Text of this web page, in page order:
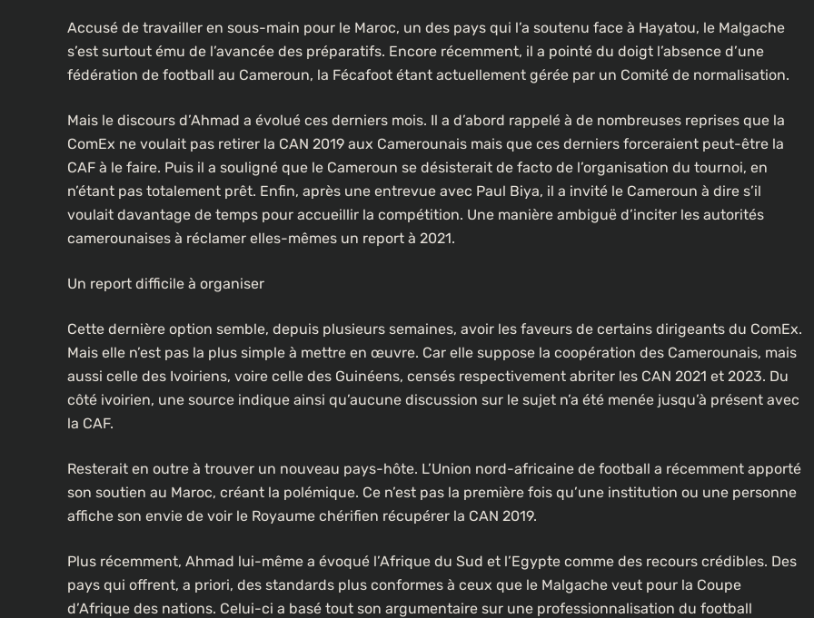
Accusé de travailler en sous-main pour le Maroc, un des pays qui l’a soutenu face à Hayatou, le Malgache
s’est surtout ému de l’avancée des préparatifs. Encore récemment, il a pointé du doigt l’absence d’une
fédération de football au Cameroun, la Fécafoot étant actuellement gérée par un Comité de normalisation.
Mais le discours d’Ahmad a évolué ces derniers mois. Il a d’abord rappelé à de nombreuses reprises que la
ComEx ne voulait pas retirer la CAN 2019 aux Camerounais mais que ces derniers forceraient peut-être la
CAF à le faire. Puis il a souligné que le Cameroun se désisterait de facto de l’organisation du tournoi, en
n’étant pas totalement prêt. Enfin, après une entrevue avec Paul Biya, il a invité le Cameroun à dire s’il
voulait davantage de temps pour accueillir la compétition. Une manière ambiguë d’inciter les autorités
camerounaises à réclamer elles-mêmes un report à 2021.
Un report difficile à organiser
Cette dernière option semble, depuis plusieurs semaines, avoir les faveurs de certains dirigeants du ComEx.
Mais elle n’est pas la plus simple à mettre en œuvre. Car elle suppose la coopération des Camerounais, mais
aussi celle des Ivoiriens, voire celle des Guinéens, censés respectivement abriter les CAN 2021 et 2023. Du
côté ivoirien, une source indique ainsi qu’aucune discussion sur le sujet n’a été menée jusqu’à présent avec
la CAF.
Resterait en outre à trouver un nouveau pays-hôte. L’Union nord-africaine de football a récemment apporté
son soutien au Maroc, créant la polémique. Ce n’est pas la première fois qu’une institution ou une personne
affiche son envie de voir le Royaume chérifien récupérer la CAN 2019.
Plus récemment, Ahmad lui-même a évoqué l’Afrique du Sud et l’Egypte comme des recours crédibles. Des
pays qui offrent, a priori, des standards plus conformes à ceux que le Malgache veut pour la Coupe
d’Afrique des nations. Celui-ci a basé tout son argumentaire sur une professionnalisation du football